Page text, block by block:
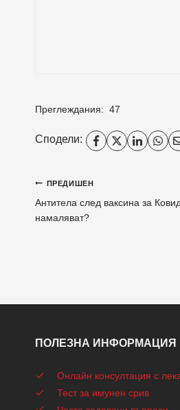
Преглеждания: 47
Сподели:
Навигация
ПРЕДИШЕН
Антитела след ваксина за
намаляват?
ПОЛЕЗНА ИНФОРМАЦИЯ
Онлайн консултация с
Тест за имунен срив